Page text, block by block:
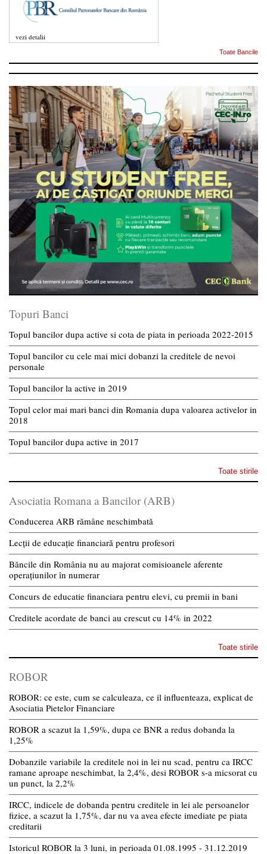
vezi detalii
Toate Bancile
Topuri Banci
Topul bancilor dupa active si cota de piata in perioada 2022-2015
Topul bancilor cu cele mai mici dobanzi la creditele de nevoi
personale
Topul bancilor la active in 2019
Topul celor mai mari banci din Romania dupa valoarea activelor in
2018
Topul bancilor dupa active in 2017
Toate stirile
Asociatia Romana a Bancilor (ARB)
Conducerea ARB rămâne neschimbată
Lecții de educație financiară pentru profesori
Băncile din România nu au majorat comisioanele aferente
operațiunilor în numerar
Concurs de educatie financiara pentru elevi, cu premii in bani
Creditele acordate de banci au crescut cu 14% in 2022
Toate stirile
ROBOR
ROBOR: ce este, cum se calculeaza, ce il influenteaza, explicat de
Asociatia Pietelor Financiare
ROBOR a scazut la 1,59%, dupa ce BNR a redus dobanda la
1,25%
Dobanzile variabile la creditele noi in lei nu scad, pentru ca IRCC
ramane aproape neschimbat, la 2,4%, desi ROBOR s-a micsorat cu
un punct, la 2,2%
IRCC, indicele de dobanda pentru creditele in lei ale persoanelor
fizice, a scazut la 1,75%, dar nu va avea efecte imediate pe piata
creditarii
Istoricul ROBOR la 3 luni, in perioada 01.08.1995 - 31.12.2019